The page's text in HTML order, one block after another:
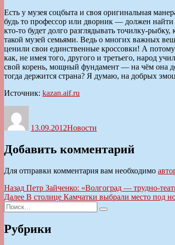
Есть у музея соцбыта и своя оригинальная
будь то профессор или дворник — должен найти
кто-то будет долго разглядывать точилку-
такой музей семьями. Ведь о многих важных
ценили свои единственные кроссовки! А
как, не имея того, другого и третьего, народ
свой корень, мощный фундамент — на чём она
тогда держится страна? Я думаю, на добрых
Источник: kazan.aif.ru
13.09.2012Новости
Добавить комментарий
Для отправки комментария вам необходимо
Навигация
по
записям
Назад Предыдущая
запись:
Петр Зайченко: «Волгоград — трудно-
Далее Следующая
В столице Камчатки выбрали место под
Искать:
Поиск
Рубрики